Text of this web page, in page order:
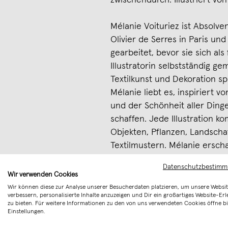
Mélanie Voituriez ist
Olivier de Serres in Paris
gearbeitet, bevor sie sich
Illustratorin selbstständig
Textilkunst und Dekoration
Mélanie liebt es, inspiriert
und der Schönheit aller
schaffen. Jede Illustration
Objekten, Pflanzen,
Textilmustern. Mélanie
Achtung! Dieser Artikel ist
geeignet. Erstickungsgefahr
Wir verwenden Cookies
Wir können diese zur Analyse unserer Besucherdaten platzieren, um unsere
verbessern, personalisierte Inhalte anzuzeigen und Dir ein großartiges Website-
zu bieten. Für weitere Informationen zu den von uns verwendeten Cookies öffne
Einstellungen.